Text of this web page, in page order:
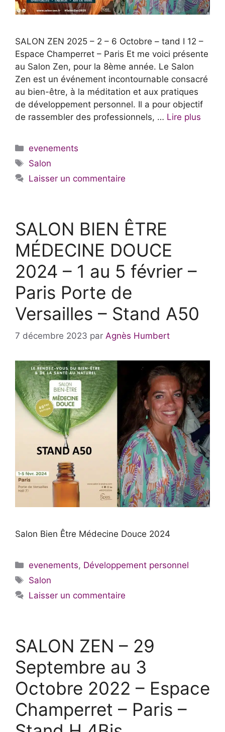
SALON ZEN 2025 – 2 – 6 Octobre – tand I 12 –
Espace Champerret – Paris Et me voici présente
au Salon Zen, pour la 8ème année. Le Salon
Zen est un événement incontournable consacré
au bien-être, à la méditation et aux pratiques
de développement personnel. Il a pour objectif
de rassembler des professionnels, … Lire plus
Catégories
evenements
Étiquettes
Salon
Laisser un commentaire
SALON BIEN ÊTRE
MÉDECINE DOUCE
2024 – 1 au 5 février –
Paris Porte de
Versailles – Stand A50
7 décembre 2023 par Agnès Humbert
Salon Bien Être Médecine Douce 2024
Catégories
evenements, Développement personnel
Étiquettes
Salon
Laisser un commentaire
SALON ZEN – 29
Septembre au 3
Octobre 2022 – Espace
Champerret – Paris –